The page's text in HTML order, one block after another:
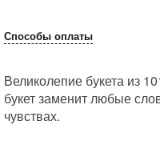
Способы оплаты
Великолепие букета из
букет заменит любые
чувствах.